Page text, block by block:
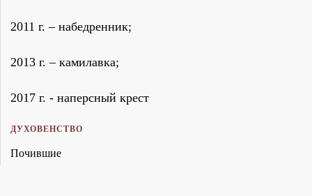
2011 г. – набедренник;
2013 г. – камилавка;
2017 г. - наперсный крест
ДУХОВЕНСТВО
Почившие